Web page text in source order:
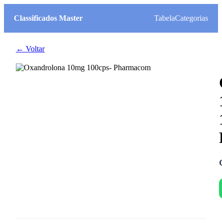
Classificados Master TabelaCategorias
← Voltar